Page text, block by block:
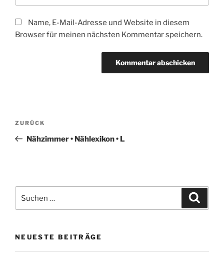
Name, E-Mail-Adresse und Website in diesem
Browser für meinen nächsten Kommentar speichern.
Beitragsnavigation
Vorheriger
Beitrag
ZURÜCK
Nähzimmer • Nählexikon • L
nach:
NEUESTE BEITRÄGE